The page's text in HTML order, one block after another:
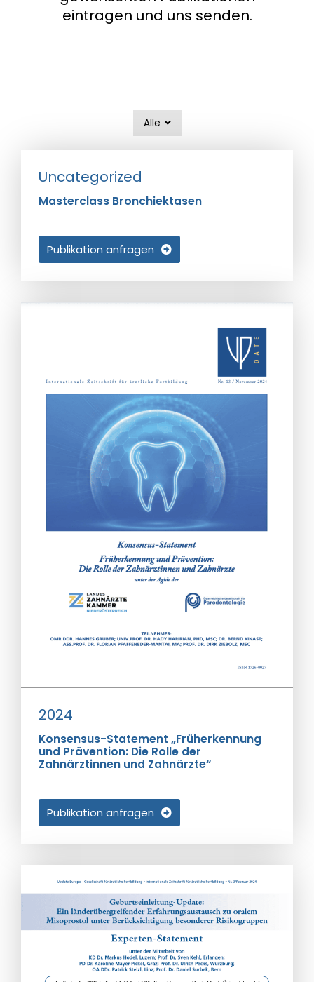
eintragen und uns senden.
Alle
Uncategorized
Masterclass Bronchiektasen​
Publikation anfragen
2024
Konsensus-Statement „Früherkennung
und Prävention: Die Rolle der
Zahnärztinnen und Zahnärzte“
Publikation anfragen